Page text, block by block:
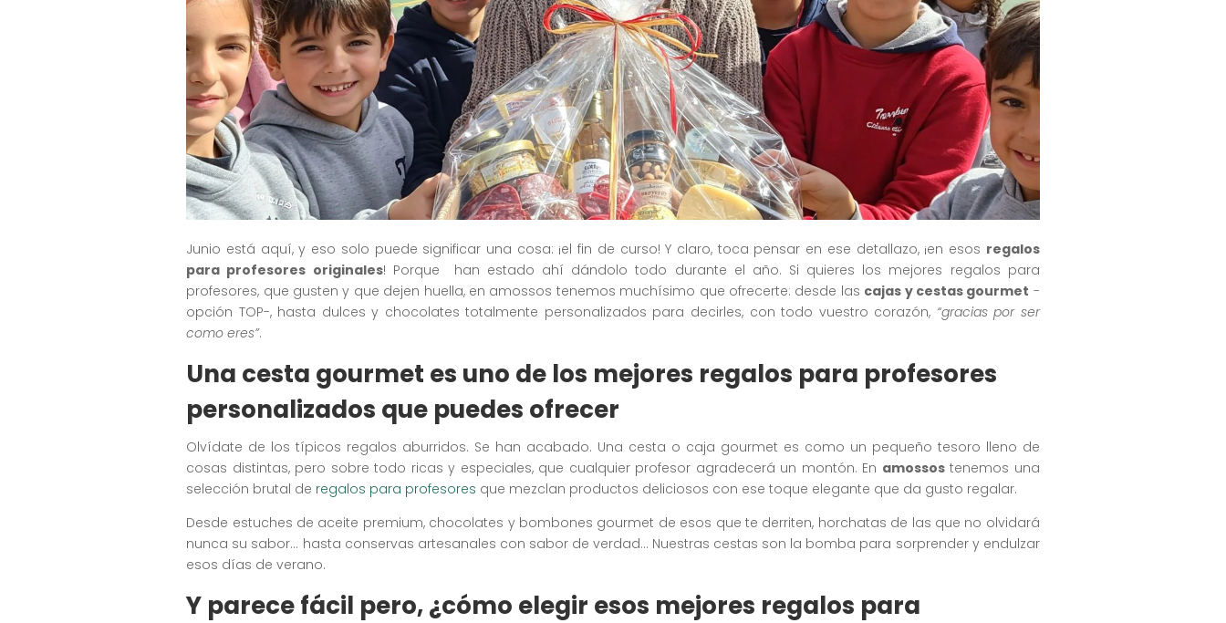
Junio está aquí, y eso solo puede significar una cosa: ¡el fin de curso! Y claro, toca pensar en ese detallazo, ¡en esos regalos
para profesores originales! Porque han estado ahí dándolo todo durante el año. Si quieres los mejores regalos para
profesores, que gusten y que dejen huella, en amossos tenemos muchísimo que ofrecerte: desde las cajas y cestas gourmet -
opción TOP-, hasta dulces y chocolates totalmente personalizados para decirles, con todo vuestro corazón, “gracias por ser
como eres”.
Una cesta gourmet es uno de los mejores regalos para profesores
personalizados que puedes ofrecer
Olvídate de los típicos regalos aburridos. Se han acabado. Una cesta o caja gourmet es como un pequeño tesoro lleno de
cosas distintas, pero sobre todo ricas y especiales, que cualquier profesor agradecerá un montón. En amossostenemos una
selección brutal de regalos para profesores que mezclan productos deliciosos con ese toque elegante que da gusto regalar.
Desde estuches de aceite premium, chocolates y bombones gourmet de esos que te derriten, horchatas de las que no olvidará
nunca su sabor… hasta conservas artesanales con sabor de verdad… Nuestras cestas son la bomba para sorprender y endulzar
esos días de verano.
Y parece fácil pero, ¿cómo elegir esos mejores regalos para